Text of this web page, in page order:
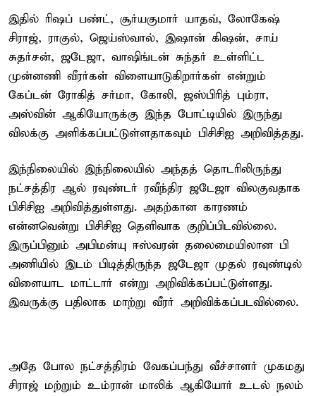
இதில் ரிஷப் பண்ட், சூர்யகுமார் யாதவ், லோகேஷ்
சிராஜ், ராகுல், ஜெய்ஸ்வால், இஷான் கிஷன், சாய்
சுதர்சன், ஜடேஜா, வாஷிங்டன் சுந்தர் உள்ளிட்ட
முன்னணி வீரர்கள் விளையாடுகிறார்கள் என்றும்
கேப்டன் ரோகித் சர்மா, கோலி, ஜஸ்பிரித் பும்ரா,
அஸ்வின் ஆகியோருக்கு இந்த போட்டியில் இருந்து
விலக்கு அளிக்கப்பட்டுள்ளதாகவும் பிசிசிஐ அறிவித்தது.
இந்நிலையில் இந்நிலையில் அந்தத் தொடரிலிருந்து
நட்சத்திர ஆல் ரவுண்டர் ரவீந்திர ஜடேஜா விலகுவதாக
பிசிசிஐ அறிவித்துள்ளது. அதற்கான காரணம்
என்னவென்று பிசிசிஐ தெளிவாக குறிப்பிடவில்லை.
இருப்பினும் அபிமன்யு ஈஸ்வரன் தலைமையிலான பி
அணியில் இடம் பிடித்திருந்த ஜடேஜா முதல் ரவுண்டில்
விளையாட மாட்டார் என்று அறிவிக்கப்பட்டுள்ளது.
இவருக்கு பதிலாக மாற்று வீரர் அறிவிக்கப்படவில்லை.
அதே போல நட்சத்திரம் வேகப்பந்து வீச்சாளர் முகமது
சிராஜ் மற்றும் உம்ரான் மாலிக் ஆகியோர் உடல் நலம்